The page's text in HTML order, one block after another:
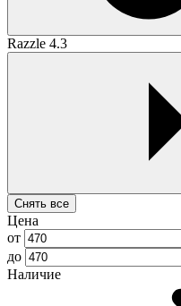
Razzle 4.3
Снять все
Цена
от
до
Наличие